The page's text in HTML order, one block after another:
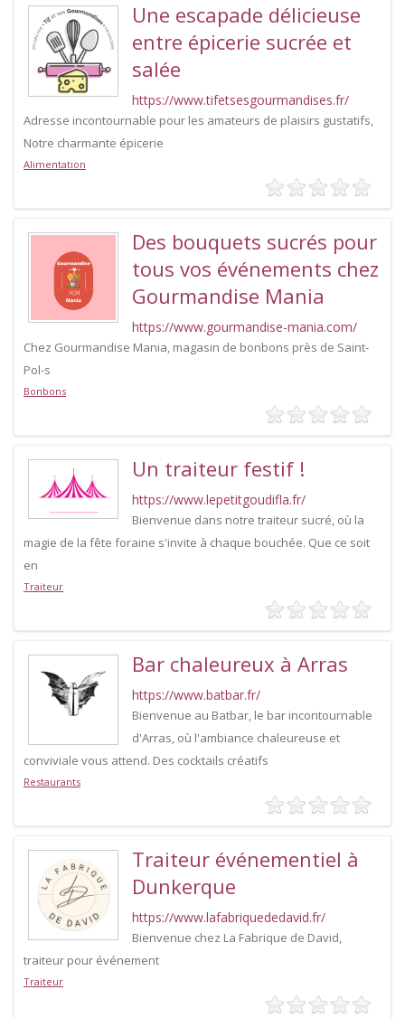
Une escapade délicieuse
entre épicerie sucrée et
salée
https://www.tifetsesgourmandises.fr/
Adresse incontournable pour les amateurs de plaisirs gustatifs,
Notre charmante épicerie
Alimentation
Des bouquets sucrés pour
tous vos événements chez
Gourmandise Mania
https://www.gourmandise-mania.com/
Chez Gourmandise Mania, magasin de bonbons près de Saint-
Pol-s
Bonbons
Un traiteur festif !
https://www.lepetitgoudifla.fr/
Bienvenue dans notre traiteur sucré, où la
magie de la fête foraine s'invite à chaque bouchée. Que ce soit
en
Traiteur
Bar chaleureux à Arras
https://www.batbar.fr/
Bienvenue au Batbar, le bar incontournable
d'Arras, où l'ambiance chaleureuse et
conviviale vous attend. Des cocktails créatifs
Restaurants
Traiteur événementiel à
Dunkerque
https://www.lafabriquededavid.fr/
Bienvenue chez La Fabrique de David,
traiteur pour événement
Traiteur